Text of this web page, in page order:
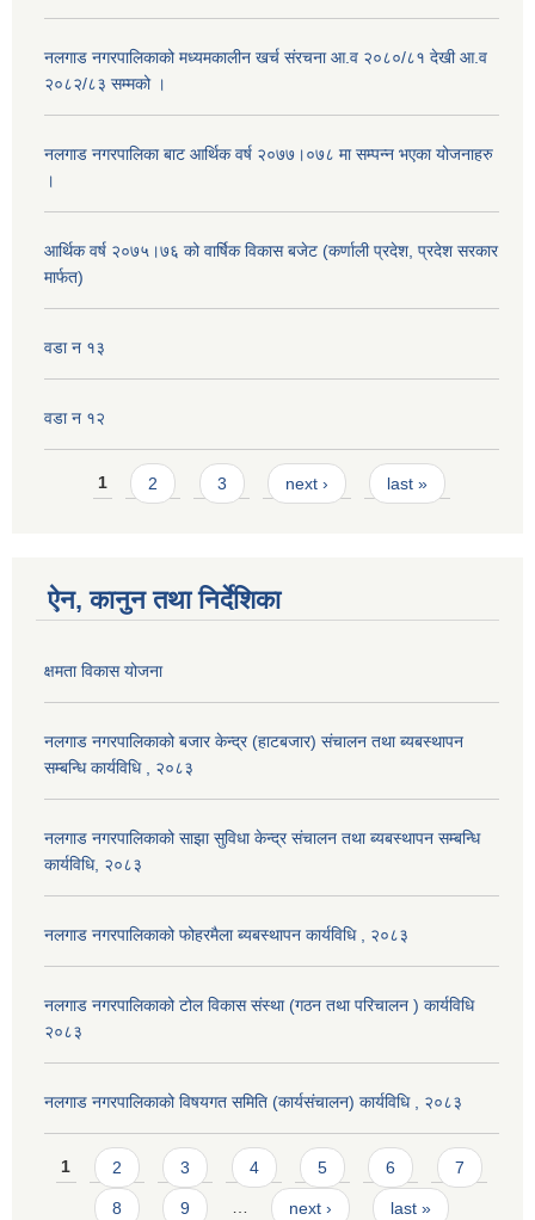
नलगाड नगरपालिकाको मध्यमकालीन खर्च संरचना आ.व २०८०/८१ देखी आ.व
२०८२/८३ सम्मको ।
नलगाड नगरपालिका बाट आर्थिक वर्ष २०७७।०७८ मा सम्पन्न भएका योजनाहरु
।
आर्थिक वर्ष २०७५।७६ को वार्षिक विकास बजेट (कर्णाली प्रदेश, प्रदेश सरकार
मार्फत)
वडा न १३
वडा न १२
Pages
1 2 3 next › last »
ऐन, कानुन तथा निर्देशिका
क्षमता विकास योजना
नलगाड नगरपालिकाको बजार केन्द्र (हाटबजार) संचालन तथा ब्यबस्थापन
सम्बन्धि कार्यविधि , २०८३
नलगाड नगरपालिकाको साझा सुविधा केन्द्र संचालन तथा ब्यबस्थापन सम्बन्धि
कार्यविधि, २०८३
नलगाड नगरपालिकाको फोहरमैला ब्यबस्थापन कार्यविधि , २०८३
नलगाड नगरपालिकाको टोल विकास संस्था (गठन तथा परिचालन ) कार्यविधि
२०८३
नलगाड नगरपालिकाको विषयगत समिति (कार्यसंचालन) कार्यविधि , २०८३
Pages
1 2 3 4 5 6 7
8 9 … next › last »